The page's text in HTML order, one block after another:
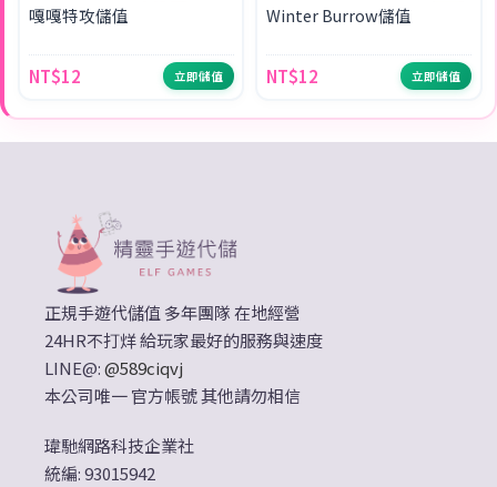
嘎嘎特攻儲值
NT$12 立即儲值
Winter Burrow儲值
NT$12 立即儲值
正規手遊代儲值 多年團隊 在地經營
24HR不打烊 給玩家最好的服務與速度
LINE@:@589ciqvj
本公司唯一 官方帳號 其他請勿相信
瑋馳網路科技企業社
統編: 93015942